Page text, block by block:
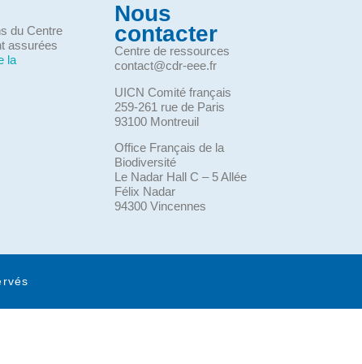
du Centre
assurées
la
Nous
contacter
Centre de ressources
contact@cdr-eee.fr
UICN Comité français
259-261 rue de Paris
93100 Montreuil
Office Français de la
Biodiversité
Le Nadar Hall C – 5 Allée
Félix Nadar
94300 Vincennes